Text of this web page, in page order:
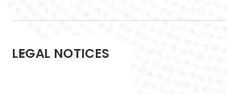
LEGAL NOTICES